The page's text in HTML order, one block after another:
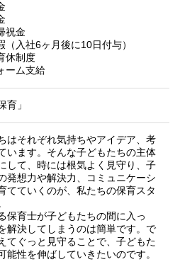
祝金
（入社6ヶ月後に10日付与）
休制度
ーム支給
育」
はそれぞれ気持ちやアイデア、考
います。そんな子どもたちの主体
して、時には根気よく見守り、子
発想力や解決力、コミュニケーシ
てていくのが、私たちの保育スタ
保育士が子どもたちの間に入っ
解決してしまうのは簡単です。で
てぐっと見守ることで、子どもた
能性を伸ばしていきたいのです。